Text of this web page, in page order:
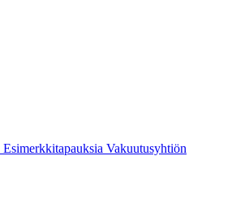
Esimerkkitapauksia Vakuutusyhtiön